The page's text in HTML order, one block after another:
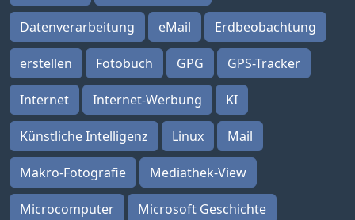
Datenverarbeitung eMail Erdbeobachtung
erstellen Fotobuch GPG GPS-Tracker
Internet Internet-Werbung KI
Künstliche Intelligenz Linux Mail
Makro-Fotografie Mediathek-View
Microcomputer Microsoft Geschichte